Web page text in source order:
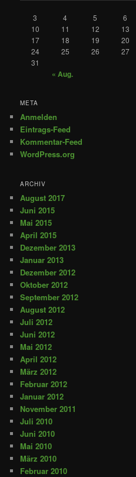
3
4 5 6
10
11 12 13
17
18 19 20
24
25 26 27
31
« Aug.
META
Anmelden
Eintrags-Feed
Kommentar-Feed
WordPress.org
ARCHIV
August 2017
Juni 2015
Mai 2015
April 2015
Dezember 2013
Januar 2013
Dezember 2012
Oktober 2012
September 2012
August 2012
Juli 2012
Juni 2012
Mai 2012
April 2012
März 2012
Februar 2012
Januar 2012
November 2011
Juli 2010
Juni 2010
Mai 2010
März 2010
Februar 2010